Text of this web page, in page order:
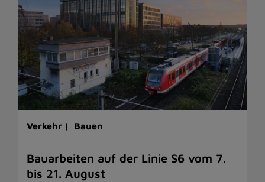
Verkehr | Bauen
Bauarbeiten auf der Linie S6 vom 7.
bis 21. August